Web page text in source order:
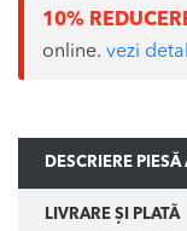
10%
online. vezi
DESCRIERE
LIVRARE ȘI PLATĂ